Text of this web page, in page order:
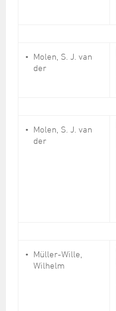
Molen, S. J. van
der
Molen, S. J. van
der
Müller-Wille,
Wilhelm